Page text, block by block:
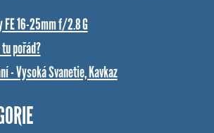
16-25mm f/2.8 G
pořád?
- Vysoká Svanetie, Kavkaz